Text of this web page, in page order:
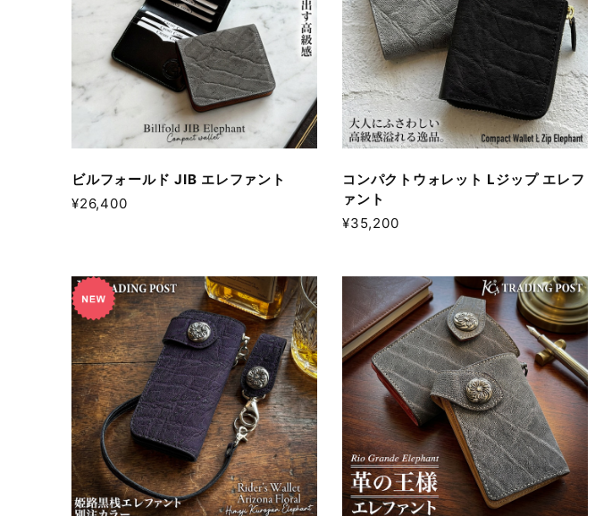
ビルフォールド JIB エレファント
¥26,400
コンパクトウォレット Lジップ エレフ
ァント
¥35,200